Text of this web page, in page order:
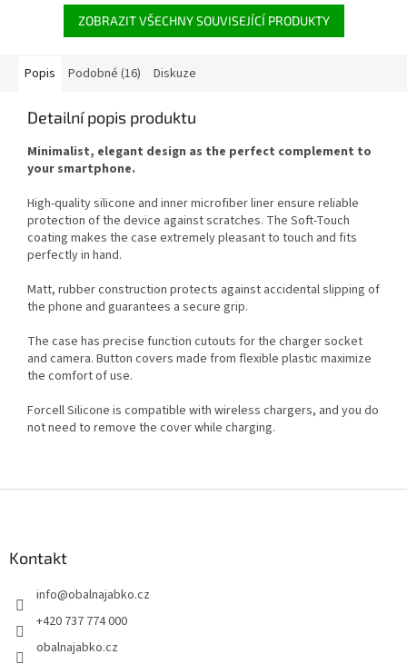
ZOBRAZIT VŠECHNY SOUVISEJÍCÍ PRODUKTY
Popis Podobné (16) Diskuze
Detailní popis produktu
Minimalist, elegant design as the perfect complement to
your smartphone.
High-quality silicone and inner microfiber liner ensure reliable
protection of the device against scratches. The Soft-Touch
coating makes the case extremely pleasant to touch and fits
perfectly in hand.
Matt, rubber construction protects against accidental slipping of
the phone and guarantees a secure grip.
The case has precise function cutouts for the charger socket
and camera. Button covers made from flexible plastic maximize
the comfort of use.
Forcell Silicone is compatible with wireless chargers, and you do
not need to remove the cover while charging.
Kontakt
info@obalnajabko.cz
+420 737 774 000
obalnajabko.cz